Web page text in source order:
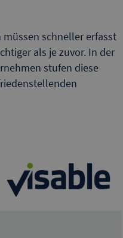
müssen schneller erfasst
als je zuvor. In der
stufen diese